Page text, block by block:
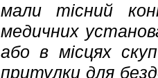
мали тісний
медичних
або в місцях
притулки для